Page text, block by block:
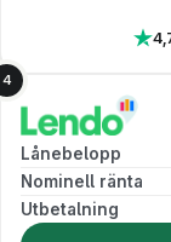
4
Lånebelopp
Nominell ränta
Utbetalning